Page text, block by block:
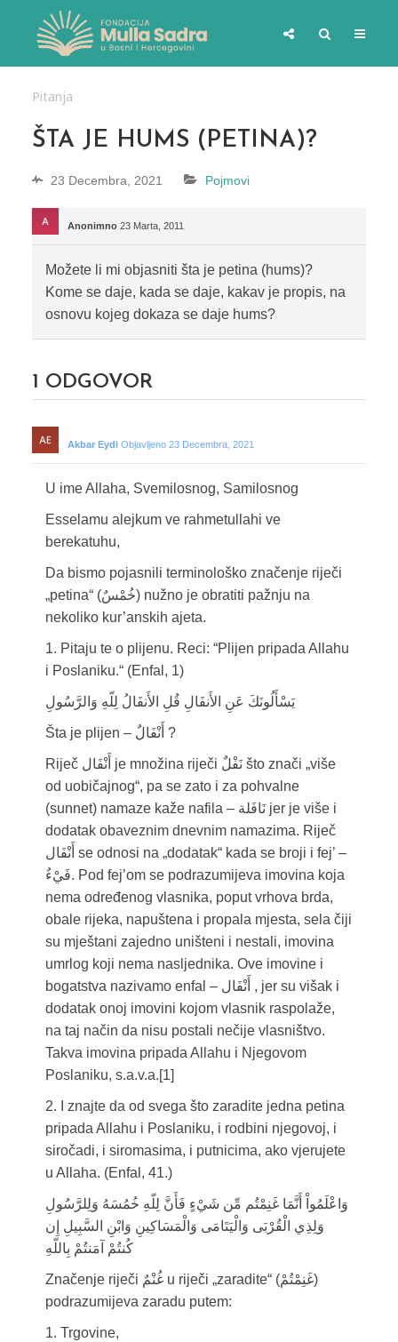
Pitanja
ŠTA JE HUMS (PETINA)?
23 Decembra, 2021 Pojmovi
Anonimno 23 Marta, 2011
Možete li mi objasniti šta je petina (hums)?
Kome se daje, kada se daje, kakav je propis, na
osnovu kojeg dokaza se daje hums?
1 ODGOVOR
Akbar Eydi Objavljeno 23 Decembra, 2021
U ime Allaha, Svemilosnog, Samilosnog
Esselamu alejkum ve rahmetullahi ve
berekatuhu,
Da bismo pojasnili terminološko značenje riječi
„petina“ (خُمْسٌ) nužno je obratiti pažnju na
nekoliko kur’anskih ajeta.
1. Pitaju te o plijenu. Reci: “Plijen pripada Allahu
i Poslaniku.“ (Enfal, 1)
يَسْأَلُونَكَ عَنِ الأَنفَالِ قُلِ الأَنفَالُ لِلّهِ وَالرَّسُولِ
Šta je plijen – أَنْفَالٌ ?
Riječ أَنْفَال je množina riječi نَفْلٌ što znači „više
od uobičajnog“, pa se zato i za pohvalne
(sunnet) namaze kaže nafila – نَافَلة jer je više i
dodatak obaveznim dnevnim namazima. Riječ
أَنْفَال se odnosi na „dodatak“ kada se broji i fej’ –
فَيْءٌ. Pod fej’om se podrazumijeva imovina koja
nema određenog vlasnika, poput vrhova brda,
obale rijeka, napuštena i propala mjesta, sela čiji
su mještani zajedno uništeni i nestali, imovina
umrlog koji nema nasljednika. Ove imovine i
bogatstva nazivamo enfal – أَنْفَال , jer su višak i
dodatak onoj imovini kojom vlasnik raspolaže,
na taj način da nisu postali nečije vlasništvo.
Takva imovina pripada Allahu i Njegovom
Poslaniku, s.a.v.a.[1]
2. I znajte da od svega što zaradite jedna petina
pripada Allahu i Poslaniku, i rodbini njegovoj, i
siročadi, i siromasima, i putnicima, ako vjerujete
u Allaha. (Enfal, 41.)
وَاعْلَمُواْ أَنَّمَا غَنِمْتُم مِّن شَيْءٍ فَأَنَّ لِلّهِ خُمُسَهُ وَلِلرَّسُولِ
وَلِذِي الْقُرْبَى وَالْيَتَامَى وَالْمَسَاكِينِ وَابْنِ السَّبِيلِ إِن
كُنتُمْ آمَنتُمْ بِاللّهِ
Značenje riječi غُنْمٌ u riječi „zaradite“ (غَنِمْتُمْ)
podrazumijeva zaradu putem:
1. Trgovine,